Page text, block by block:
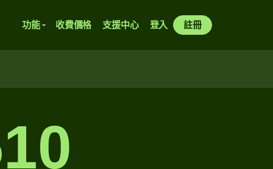
功能 收費價格 支援中心 登入 註冊